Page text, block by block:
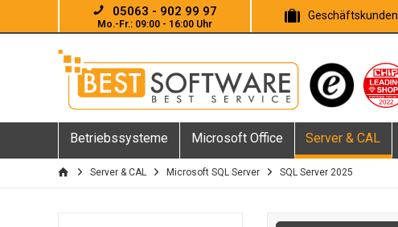
05063 - 902 99 97
Mo.-Fr.: 09:00 - 16:00 Uhr
Geschäftskunden
Betriebssysteme Microsoft Office Server & CAL
Server & CAL Microsoft SQL Server SQL Server 2025